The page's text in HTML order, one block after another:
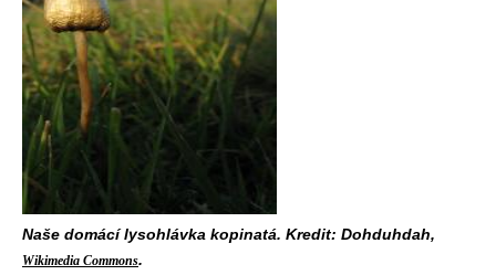
Naše domácí lysohlávka kopinatá. Kredit: Dohduhdah,
Wikimedia Commons.